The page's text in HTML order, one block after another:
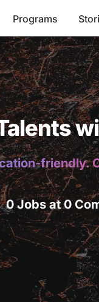
Programs
friendly.
0 Jobs at 0